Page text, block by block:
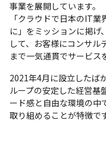
事業を展開しています。
「クラウドで日本のIT
に」をミッションに掲
して、お客様にコンサル
まで一気通貫でサービス
2021年4月に設立したば
ループの安定した経営基
ード感と自由な環境の中
取り組めることが特徴で